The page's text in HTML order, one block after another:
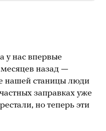
у нас впервые
назад —
нашей станицы люди
заправках уже
но теперь эти